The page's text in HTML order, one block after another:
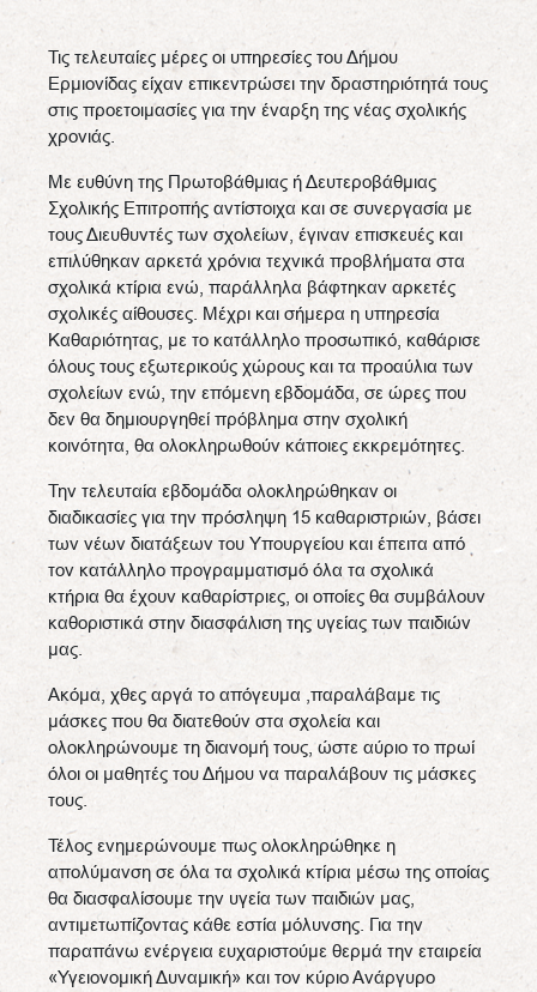
Τις τελευταίες μέρες οι υπηρεσίες του Δήμου
Ερμιονίδας είχαν επικεντρώσει την δραστηριότητά τους
στις προετοιμασίες για την έναρξη της νέας σχολικής
χρονιάς.
Με ευθύνη της Πρωτοβάθμιας ή Δευτεροβάθμιας
Σχολικής Επιτροπής αντίστοιχα και σε συνεργασία με
τους Διευθυντές των σχολείων, έγιναν επισκευές και
επιλύθηκαν αρκετά χρόνια τεχνικά προβλήματα στα
σχολικά κτίρια ενώ, παράλληλα βάφτηκαν αρκετές
σχολικές αίθουσες. Μέχρι και σήμερα η υπηρεσία
Καθαριότητας, με το κατάλληλο προσωπικό, καθάρισε
όλους τους εξωτερικούς χώρους και τα προαύλια των
σχολείων ενώ, την επόμενη εβδομάδα, σε ώρες που
δεν θα δημιουργηθεί πρόβλημα στην σχολική
κοινότητα, θα ολοκληρωθούν κάποιες εκκρεμότητες.
Την τελευταία εβδομάδα ολοκληρώθηκαν οι
διαδικασίες για την πρόσληψη 15 καθαριστριών, βάσει
των νέων διατάξεων του Υπουργείου και έπειτα από
τον κατάλληλο προγραμματισμό όλα τα σχολικά
κτήρια θα έχουν καθαρίστριες, οι οποίες θα συμβάλουν
καθοριστικά στην διασφάλιση της υγείας των παιδιών
μας.
Ακόμα, χθες αργά το απόγευμα ,παραλάβαμε τις
μάσκες που θα διατεθούν στα σχολεία και
ολοκληρώνουμε τη διανομή τους, ώστε αύριο το πρωί
όλοι οι μαθητές του Δήμου να παραλάβουν τις μάσκες
τους.
Τέλος ενημερώνουμε πως ολοκληρώθηκε η
απολύμανση σε όλα τα σχολικά κτίρια μέσω της οποίας
θα διασφαλίσουμε την υγεία των παιδιών μας,
αντιμετωπίζοντας κάθε εστία μόλυνσης. Για την
παραπάνω ενέργεια ευχαριστούμε θερμά την εταιρεία
«Υγειονομική Δυναμική» και τον κύριο Ανάργυρο